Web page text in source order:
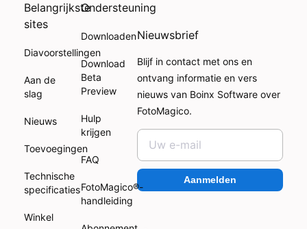
Belangrijkste
sites
Diavoorstellingen
Aan de
slag
Nieuws
Toevoegingen
Technische
specificaties
Winkel
Ondersteuning
Downloaden
Download
Beta
Preview
Hulp
krijgen
FAQ
FotoMagico®-
handleiding
Nieuwsbrief
Blijf in contact met ons en
ontvang informatie en vers
nieuws van Boinx Software over
FotoMagico.
Aanmelden